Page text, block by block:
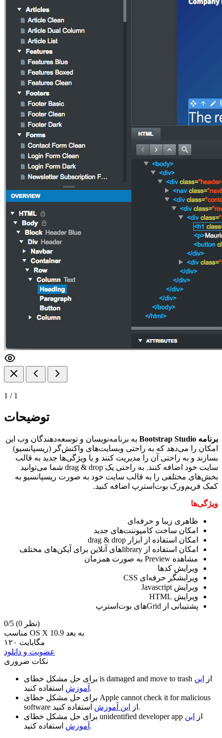
1 / 1
توضیحات
برنامه Bootstrap Studio
به برنامه‌نویسان و توسعه‌دهندگان وب این
امکان را می‌دهد که به راحتی وبسایت‌های واکنش‌گر (ریسپانسیو)
بسازند و به راحتی آن را مدیریت کنند و یا ویژگی‌ها جدید به قالب
سایت خود اضافه کنند. به راحتی یک drag & drop شما می‌توانید
بخش‌های مختلفی را به قالب سایت خود به صورت ریسپانسیو به
کمک فریم‌ورک بوت‌استرپ اضافه کنید.
ویژگی‌ها
ظاهری زیبا و حرفه‌ای
امکان ساخت کامپوننت‌های جدید
امکان استفاده از ابزار drag & drop
امکان استفاده از libraryهای آنلاین برای آیکن‌های مختلف
مشاهده Preview به صورت همزمان
ویرایش کد‌ها
ویرایشگر حرفه‌ای CSS
ویرایش Javascript
ویرایش HTML
پشتیبانی از Gridهای بوت‌استرپ
0/5
(0 نظر)
مناسب OS X 10.9 به بعد
۱۲۰ مگابایت
عضویت و دانلود
نکات ضروری
is damaged and move to trash از
این
آموزش استفاده کنید.
Apple cannot check it for malicious
software
از این آموزش
استفاده کنید.
unidentified developer app از
این
آموزش استفاده کنید.